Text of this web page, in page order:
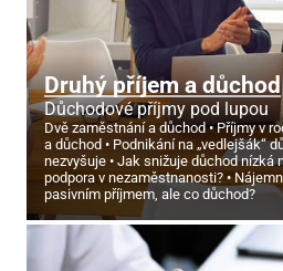
Druhý příjem a důchod
Důchodové příjmy pod lupou
Dvě zaměstnání a důchod
Příjmy v
a důchod
Podnikání na „vedlejšák“
nezvyšuje
Jak snižuje důchod nízká
podpora v nezaměstnanosti?
pasivním příjmem, ale co důchod?